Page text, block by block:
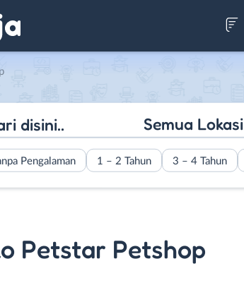
Semua Lokasi
Pengalaman 1 – 2 Tahun 3 – 4 Tahun
Petstar Petshop